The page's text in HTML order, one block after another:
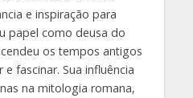
e inspiração para
papel como deusa do
os tempos antigos
fascinar. Sua influência
na mitologia romana,